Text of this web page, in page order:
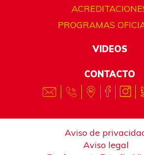
PROGRAMAS
VIDEOS
CONTACTO
Aviso de
Aviso legal